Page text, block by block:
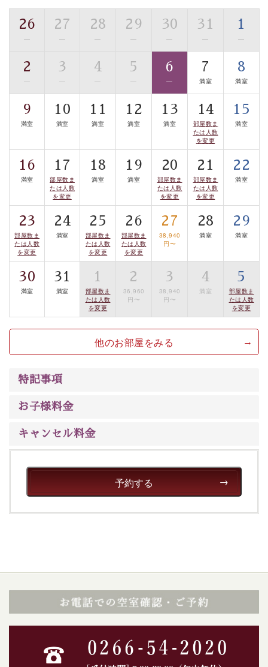
※男性大浴場までのご移動には階段がございます。 予め
ご了承のほどお願いいたします。
■貸切温泉風呂 （40分2000円）
眺望はございませんが、源泉掛け流しの温泉の質を楽し
む貸切温泉風呂です。ゆったりといやされるプライベー
トな空間をお愉しみください。
【旅】
豊富な知識を持ったドライバー兼ガイドが諏訪大社をご
案内します。 事前ご予約制ですので、ご利用ご希望の方
は【3日前まで】にお電話ください。
※交通規制などにより運行できない日がございます
※年末年始及び御柱祭前後は運行しておりません
以上がプラン内容です。
上諏訪温泉“しんゆ”なら諏訪大社など歴史ある諏訪の街
で心癒されます。
清らかな源泉、自然の恵みあるお食事、諏訪湖に包まれ
るお部屋、 大人のたしなみを感じていただける、美しく
癒される宿で贅沢に幸せのときを安心してお過ごしくだ
26
—
27
—
28
—
29
—
30
—
31
—
1
—
2
—
3
—
4
—
5
—
6
—
7
満室
8
満室
9
満室
10
満室
11
満室
12
満室
13
満室
14
部屋数ま
たは人数
を変更
15
満室
16
満室
17
部屋数ま
たは人数
を変更
18
満室
19
満室
20
部屋数ま
たは人数
を変更
21
部屋数ま
たは人数
を変更
22
満室
23
部屋数ま
たは人数
を変更
24
満室
25
部屋数ま
たは人数
を変更
26
部屋数ま
たは人数
を変更
27
38,940
円〜
28
満室
29
満室
30
満室
31
満室
1
部屋数ま
たは人数
を変更
2
36,960
円〜
3
38,940
円〜
4
満室
5
部屋数ま
たは人数
を変更
他のお部屋をみる
特記事項
お子様料金
キャンセル料金
予約する